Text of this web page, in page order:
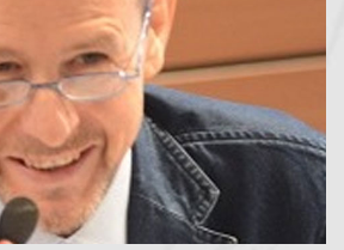
Presidente dal 2012
LEGGI TUTTO